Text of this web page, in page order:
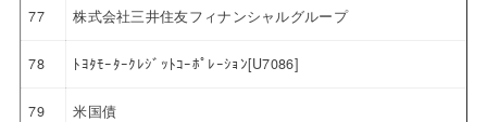
77 株式会社三井住友フィナンシャルグループ
78 ﾄﾖﾀﾓｰﾀｰｸﾚｼﾞｯﾄｺｰﾎﾟﾚｰｼｮﾝ[U7086]
79 米国債